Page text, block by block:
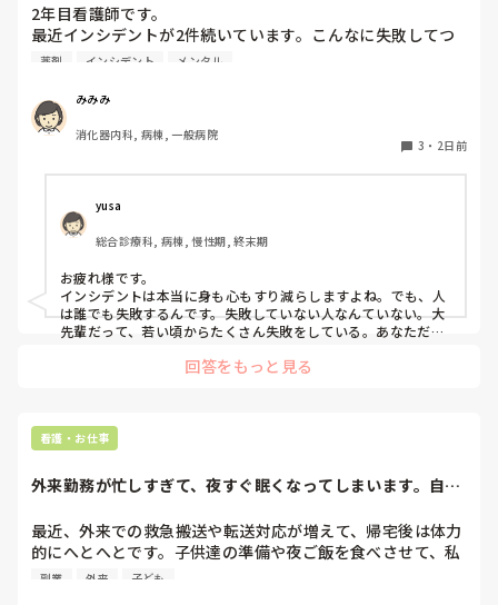
2年目看護師です。
最近インシデントが2件続いています。こんなに失敗してつ
らい。1回失敗した時にすごく落ち込んで反省したのに続い
1件目は、夜勤帯で整腸剤な錠剤から細粒へ処方変更があっ
ていたのに変更されておらずそのまま錠剤投与。言い訳です
がいつもは電子カルテまで使ってみるけど、感染あって隔離
1年生と同じチームでチームが全くまわっておらず昼食が届
いてしまったので早く配らなきゃと焦ってしまった。
2件目は、病棟にある配置薬に50mgではなく25mgの坐薬の
鎮痛剤があるのですが、夜勤帯でダブル確認までしました
が、25mgを投薬してしまった。（病棟にないのですぐに投
与できるようにと先輩が受けてくださっていて冷蔵庫に入っ
ている坐薬を挿入した記憶になっていますが、謎に25mgの
薬を受けてしまっておりその日の配置薬が-1になってしまっ
齢が若い日勤が多い（1年目とのペアしかない）。夜勤の数
がシフト上4回ぐらいしかなかったのに編成後は6・7回もあ
る。離床センサーが2台あるしそれに加えて認知症もいる
し、ナースコール多いし受け持ちがおもい。
こんなに失敗続くとまた何か起きるのではないか？と考えて
しまって勤務がこわい。仕事に行くのがこわいです。
患者さんの安全が守られないぐらいなら、リフレッシュ休暇
とか休職とかして一旦休んだ方がいいのではないか？と視野
薬剤 インシデント メンタル
みみみ
消化器内科, 病棟, 一般病院
3 ・ 2日前
yusa
総合診療科, 病棟, 慢性期, 終末期
お疲れ様です。
インシデントは本当に身も心もすり減らしますよね。でも、人
は誰でも失敗するんです。失敗していない人なんていない。大
先輩だって、若い頃からたくさん失敗をしている。あなただけ
だから、ダブルチェック、指差し呼称があるんですもんね。
時には一呼吸おいて焦らずやればよいんだよって教えてくれた
のかもしれません。
患者さんのお昼はもちろ早いに越したことはないかもしれない
けど、患者さんは走り回っている看護師さんをみて怒ることは
大切か。遅くなってすみません、ってその言葉だけで患者さん
だってわかると思います！
十分頑張っているから、自分を責めないでください。責める代
わりに、次同じ場面だったら、今度はどうするかなって思えれ
回答をもっと見る
看護・お仕事
外来勤務が忙しすぎて、夜すぐ眠くなってしまいます。自分
最近、外来での救急搬送や転送対応が増えて、帰宅後は体力
的にへとへとです。子供達の準備や夜ご飯を食べさせて、私
自身も夜ご飯を食べたらすぐ眠くなってしまい、自分の時間
副業 外来 子ども